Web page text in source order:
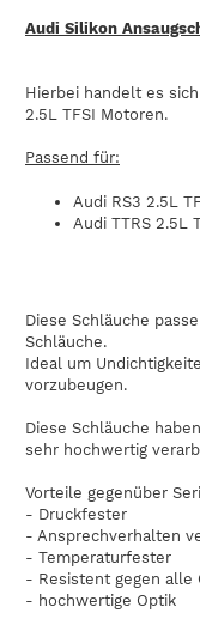
Audi Silikon
Hierbei handelt es
2.5L TFSI Motoren.
Passend für:
Audi RS3 2.5L
Audi TTRS 2.5L
Diese Schläuche
Schläuche.
Ideal um
vorzubeugen.
Diese Schläuche
sehr hochwertig
Vorteile gegenüber
- Druckfester
- Ansprechverhalten
- Temperaturfester
- Resistent gegen alle
- hochwertige Optik